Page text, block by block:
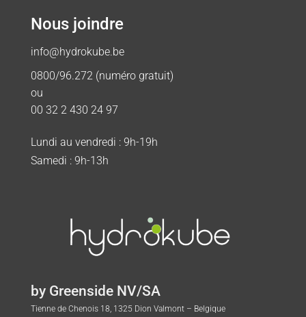
by Greenside NV/SA
Tienne de Chenois 18, 1325 Dion Valmont – Belgique
Nous joindre
info@hydrokube.be
0800/96.272 (numéro gratuit)
ou
00 32 2 430 24 97
Lundi au vendredi : 9h-19h
Samedi : 9h-13h